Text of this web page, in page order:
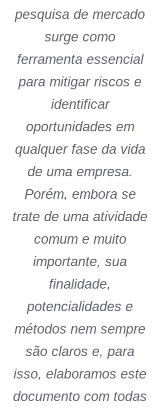
pesquisa de mercado
surge como
ferramenta essencial
para mitigar riscos e
identificar
oportunidades em
qualquer fase da vida
de uma empresa.
Porém, embora se
trate de uma atividade
comum e muito
importante, sua
finalidade,
potencialidades e
métodos nem sempre
são claros e, para
isso, elaboramos este
documento com todas